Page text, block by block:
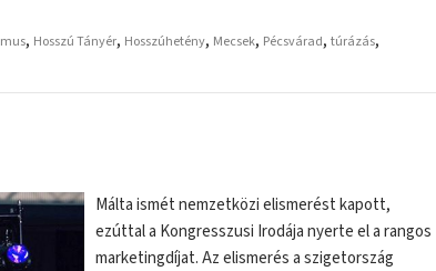
, Hosszú Tányér, Hosszúhetény, Mecsek, Pécsvárad, túrázás,
Málta ismét nemzetközi elismerést kapott,
ezúttal a Kongresszusi Irodája nyerte el a rangos
marketingdíjat. Az elismerés a szigetország